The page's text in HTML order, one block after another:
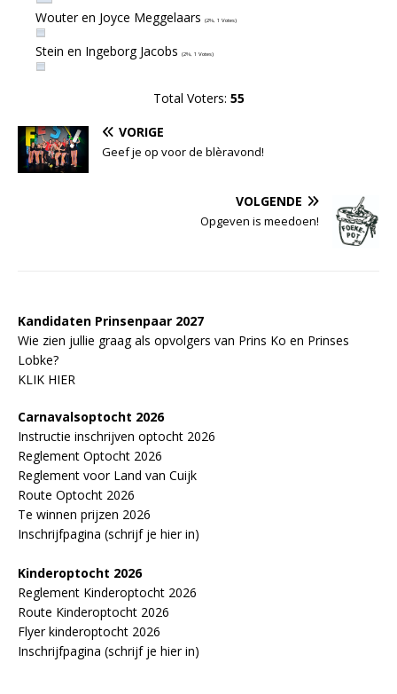
Wouter en Joyce Meggelaars (2%, 1 Votes)
Stein en Ingeborg Jacobs (2%, 1 Votes)
Total Voters: 55
VORIGE
Geef je op voor de blèravond!
VOLGENDE
Opgeven is meedoen!
Kandidaten Prinsenpaar 2027
Wie zien jullie graag als opvolgers van Prins Ko en Prinses
Lobke?
KLIK HIER
Carnavalsoptocht 2026
Instructie inschrijven optocht 2026
Reglement Optocht 2026
Reglement voor Land van Cuijk
Route Optocht 2026
Te winnen prijzen 2026
Inschrijfpagina (schrijf je hier in)
Kinderoptocht 2026
Reglement Kinderoptocht 2026
Route Kinderoptocht 2026
Flyer kinderoptocht 2026
Inschrijfpagina (schrijf je hier in)